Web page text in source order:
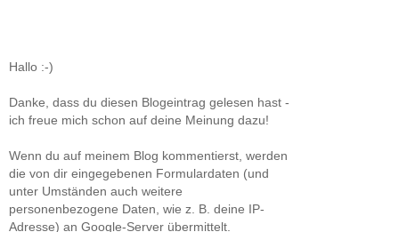
Hallo :-)
Danke, dass du diesen Blogeintrag gelesen hast -
ich freue mich schon auf deine Meinung dazu!
Wenn du auf meinem Blog kommentierst, werden
die von dir eingegebenen Formulardaten (und
unter Umständen auch weitere
personenbezogene Daten, wie z. B. deine IP-
Adresse) an Google-Server übermittelt.